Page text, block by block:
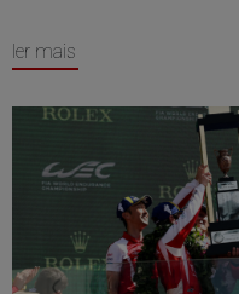
ler mais